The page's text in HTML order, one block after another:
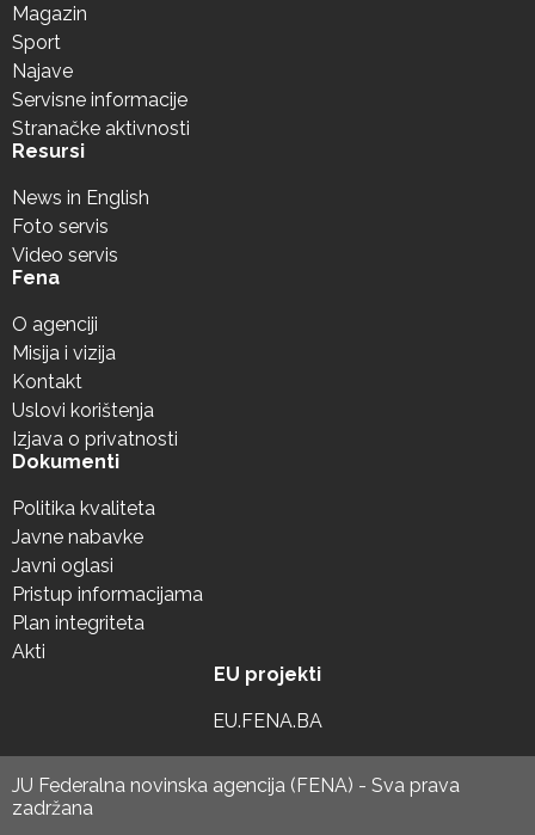
Magazin
Sport
Najave
Servisne informacije
Stranačke aktivnosti
Resursi
News in English
Foto servis
Video servis
Fena
O agenciji
Misija i vizija
Kontakt
Uslovi korištenja
Izjava o privatnosti
Dokumenti
Politika kvaliteta
Javne nabavke
Javni oglasi
Pristup informacijama
Plan integriteta
Akti
EU projekti
EU.FENA.BA
JU Federalna novinska agencija (FENA) - Sva prava
zadržana